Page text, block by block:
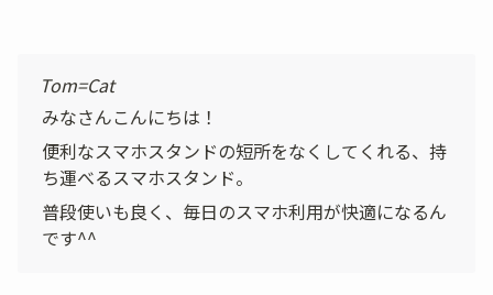
Tom=Cat
みなさんこんにちは！
便利なスマホスタンドの短所をなくしてくれる、持
ち運べるスマホスタンド。
普段使いも良く、毎日のスマホ利用が快適になるん
です^^